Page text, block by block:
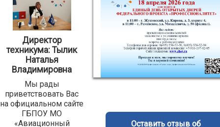
Директор
техникума: Тылик
Наталья
Владимировна
Мы рады
приветствовать Вас
на официальном сайте
ГБПОУ МО
«Авиационный
Оставить отзыв об